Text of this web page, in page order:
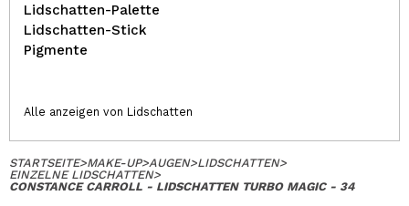
Lidschatten-Palette
Lidschatten-Stick
Pigmente
Alle anzeigen von Lidschatten
STARTSEITE>MAKE-UP>AUGEN>LIDSCHATTEN>
EINZELNE LIDSCHATTEN>
CONSTANCE CARROLL - LIDSCHATTEN TURBO MAGIC - 34